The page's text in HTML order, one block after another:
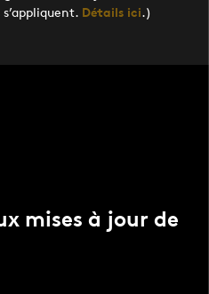
Détails ici.)
mises à jour de